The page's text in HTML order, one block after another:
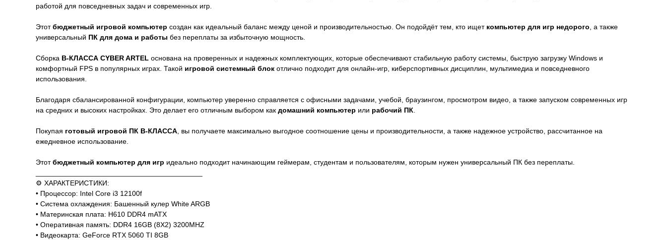
работой для повседневных задач и современных игр.
Этотбюджетный игровой компьютер создан как идеальный баланс между ценой и производительностью. Он подойдёт тем, кто ищет компьютер для игр недорого , а также
универсальный ПК для дома и работы без переплаты за избыточную мощность.
Сборка B-КЛАССА CYBER ARTEL основана на проверенных и надежных комплектующих, которые обеспечивают стабильную работу системы, быструю загрузку Windows и
комфортный FPS в популярных играх. Такой игровой системный блок отлично подходит для онлайн-игр, киберспортивных дисциплин, мультимедиа и повседневного
использования.
Благодаря сбалансированной конфигурации, компьютер уверенно справляется с офисными задачами, учебой, браузингом, просмотром видео, а также запуском современных игр
на средних и высоких настройках. Это делает его отличным выбором как домашний компьютер или рабочий ПК
Покупая готовый игровой ПК B-КЛАССА , вы получаете максимально выгодное соотношение цены и производительности, а также надежное устройство, рассчитанное на
ежедневное использование.
Этотбюджетный компьютер для игр идеально подходит начинающим геймерам, студентам и пользователям, которым нужен универсальный ПК без переплаты.
⚙️ ХАРАКТЕРИСТИКИ:
• Процессор: Intel Core i3 12100f
• Система охлаждения: Башенный кулер White ARGB
• Материнская плата: H610 DDR4 mATX
• Оперативная память: DDR4 16GB (8X2) 3200MHZ
• Видеокарта: GeForce RTX 5060 TI 8GB